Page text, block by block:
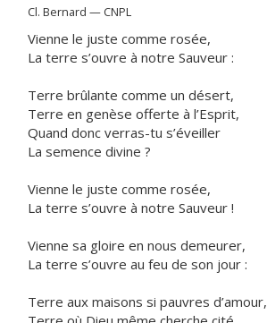
Cl. Bernard — CNPL
Vienne le juste comme rosée,
La terre s’ouvre à notre Sauveur :
Terre brûlante comme un désert,
Terre en genèse offerte à l’Esprit,
Quand donc verras-tu s’éveiller
La semence divine ?
Vienne le juste comme rosée,
La terre s’ouvre à notre Sauveur !
Vienne sa gloire en nous demeurer,
La terre s’ouvre au feu de son jour :
Terre aux maisons si pauvres d’amour,